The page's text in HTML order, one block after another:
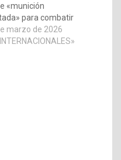
«munición
para combatir
marzo de 2026